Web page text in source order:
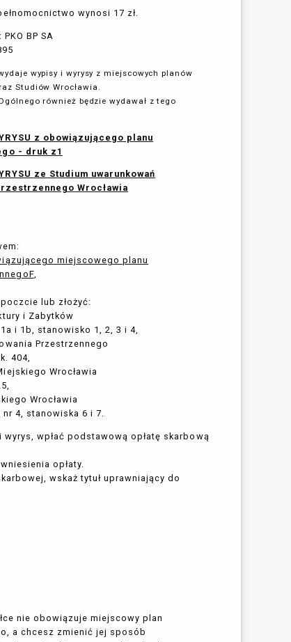
wynosi 17 zł.
BP SA
wypisy i wyrysy z miejscowych planów
Studiów Wrocławia.
również będzie wydawał z tego
z obowiązującego planu
- druk z1
ze Studium uwarunkowań
Wrocławia
miejscowego planu
,
lub złożyć:
i Zabytków
i 1b, stanowisko 1, 2, 3 i 4,
Przestrzennego
404,
Wrocławia
Wrocławia
4, stanowiska 6 i 7.
wpłać podstawową opłatę skarbową
opłaty.
wskaż tytuł uprawniający do
nie obowiązuje miejscowy plan
a chcesz zmienić jej sposób